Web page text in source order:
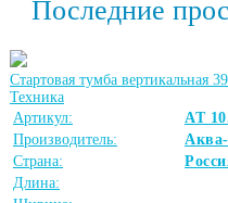
Последние
Стартовая тумба вертикальная
Техника
Артикул:
АТ
Производитель:
Страна:
Длина: